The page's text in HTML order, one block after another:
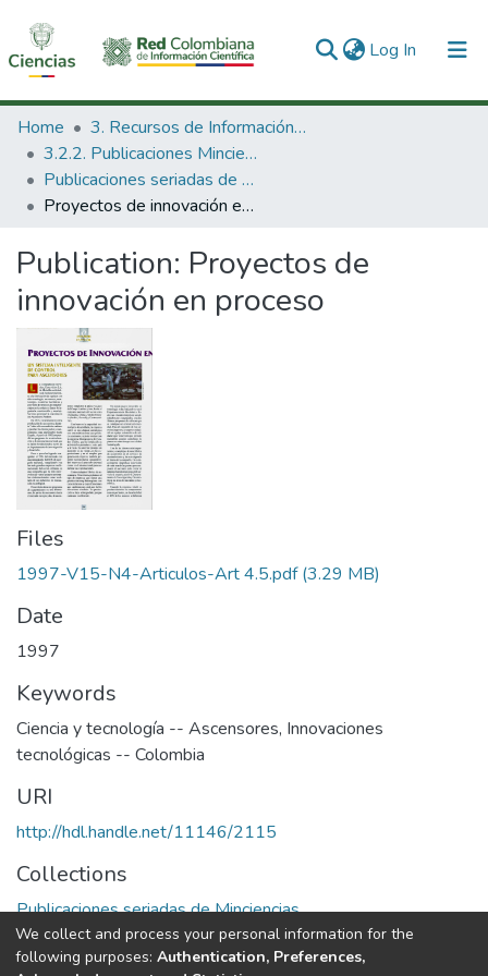
Log In (current)
Communities & Collections
All of DSpace
Statistics
Home
3. Recursos de Información Científica y Tecnológica
3.2.2. Publicaciones Minciencias
Publicaciones seriadas de Minciencias
Proyectos de innovación en proceso
Publication: Proyectos de
innovación en proceso
Files
1997-V15-N4-Articulos-Art 4.5.pdf(3.29 MB)
Date
1997
Keywords
Ciencia y tecnología -- Ascensores, Innovaciones
tecnológicas -- Colombia
URI
http://hdl.handle.net/11146/2115
Collections
Publicaciones seriadas de Minciencias
Full item page
We collect and process your personal information for the
following purposes: Authentication, Preferences,